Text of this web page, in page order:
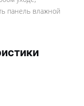
панель влажной